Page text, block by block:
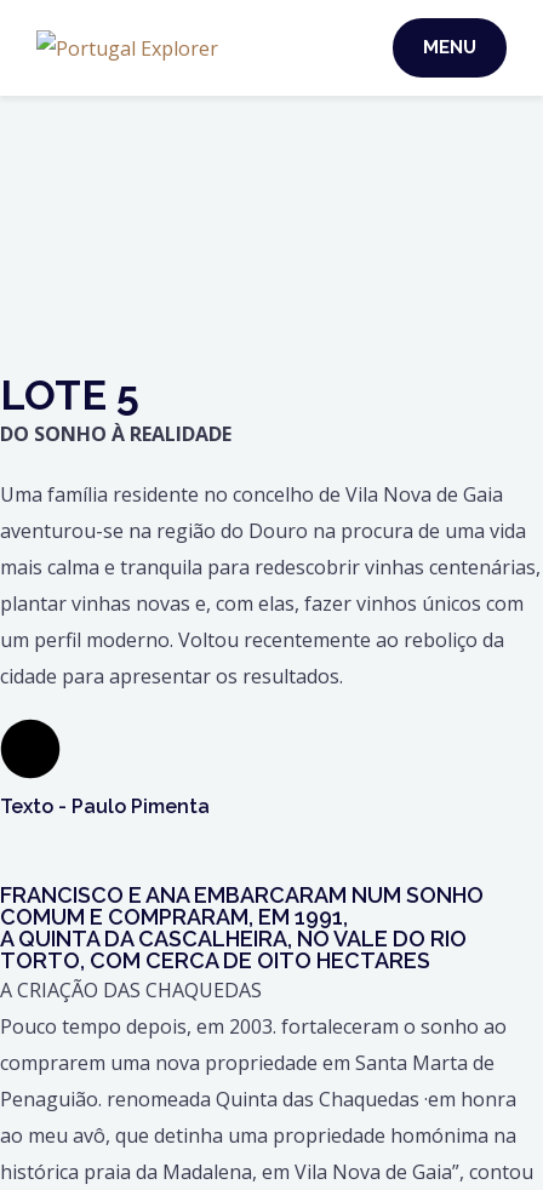
MENU
LOTE 5
DO SONHO À REALIDADE
Uma família residente no concelho de Vila Nova de Gaia
aventurou-se na região do Douro na procura de uma vida
mais calma e tranquila para redescobrir vinhas centenárias,
plantar vinhas novas e, com elas, fazer vinhos únicos com
um perfil moderno. Voltou recentemente ao reboliço da
cidade para apresentar os resultados.
Texto - Paulo Pimenta
FRANCISCO E ANA EMBARCARAM NUM SONHO
COMUM E COMPRARAM, EM 1991,
A QUINTA DA CASCALHEIRA, NO VALE DO RIO
TORTO, COM CERCA DE OITO HECTARES
A CRIAÇÃO DAS CHAQUEDAS
Pouco tempo depois, em 2003. fortaleceram o sonho ao
comprarem uma nova propriedade em Santa Marta de
Penaguião. renomeada Quinta das Chaquedas ·em honra
ao meu avô, que detinha uma propriedade homónima na
histórica praia da Madalena, em Vila Nova de Gaia”, contou